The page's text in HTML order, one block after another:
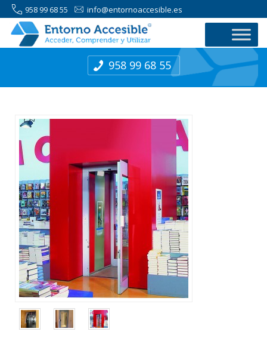
958 99 68 55 info@entornoaccesible.es
958 99 68 55